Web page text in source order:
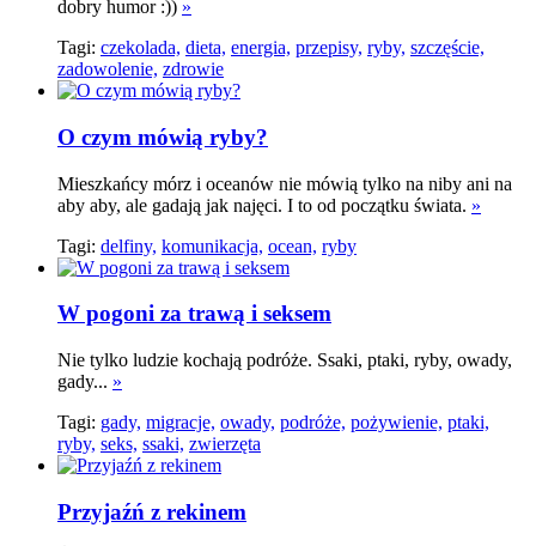
dobry humor :)) »
Tagi: czekolada, dieta, energia, przepisy, ryby, szczęście,
zadowolenie, zdrowie
O czym mówią ryby?
Mieszkańcy mórz i oceanów nie mówią tylko na niby ani na
aby aby, ale gadają jak najęci. I to od początku świata. »
Tagi: delfiny, komunikacja, ocean, ryby
W pogoni za trawą i seksem
Nie tylko ludzie kochają podróże. Ssaki, ptaki, ryby, owady,
gady... »
Tagi: gady, migracje, owady, podróże, pożywienie, ptaki,
ryby, seks, ssaki, zwierzęta
Przyjaźń z rekinem